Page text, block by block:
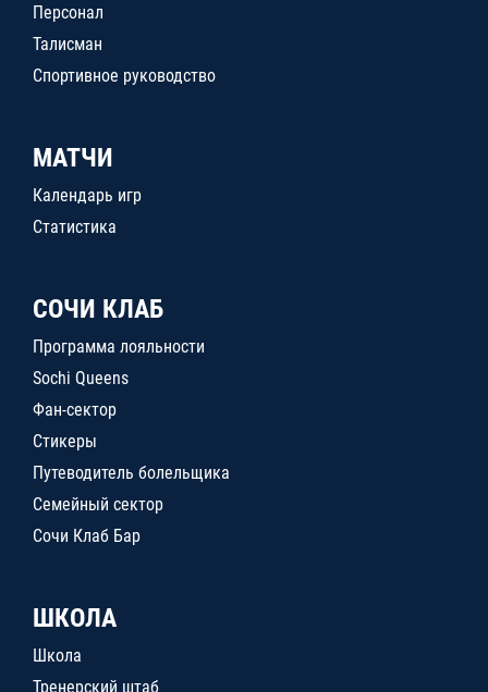
Персонал
Талисман
Спортивное руководство
МАТЧИ
Календарь игр
Статистика
СОЧИ КЛАБ
Программа лояльности
Sochi Queens
Фан-сектор
Стикеры
Путеводитель болельщика
Семейный сектор
Сочи Клаб Бар
ШКОЛА
Школа
Тренерский штаб